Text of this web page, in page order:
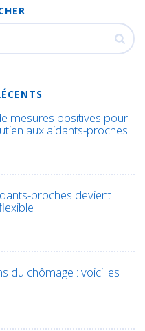
mesures positives pour
aux aidants-proches
proches devient
du chômage : voici les